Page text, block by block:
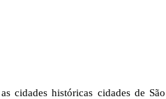
cidades históricas cidades de